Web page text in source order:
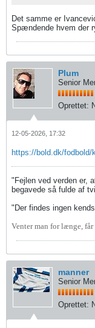
Det samme er
Spændende hvem der
Plum
Senior
Oprettet:
12-05-2026, 17:32
https://bold.dk/fodbold/
"Fejlen ved verden er,
begavede så fulde af
"Der findes ingen
Venter man for længe,
manner
Senior
Oprettet: